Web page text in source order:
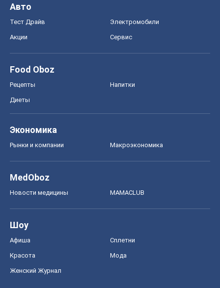
Авто
Тест Драйв Электромобили
Акции Сервис
Food Oboz
Рецепты Напитки
Диеты
Экономика
Рынки и компании Mакроэкономика
MedOboz
Новости медицины MAMACLUB
Шоу
Афиша Сплетни
Красота Мода
Женский Журнал